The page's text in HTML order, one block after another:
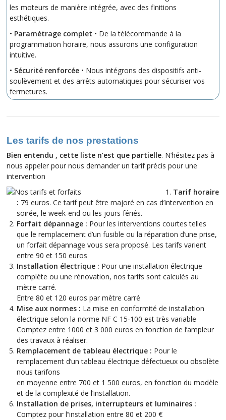
les moteurs de manière intégrée, avec des finitions
esthétiques.
• Paramétrage complet • De la télécommande à la
programmation horaire, nous assurons une configuration
intuitive.
• Sécurité renforcée • Nous intégrons des dispositifs anti-
soulèvement et des arrêts automatiques pour sécuriser vos
fermetures.
Les tarifs de nos prestations
Bien entendu , cette liste n’est que partielle. N’hésitez pas à
nous appeler pour nous demander un tarif précis pour une
intervention
Tarif horaire
: 79 euros. Ce tarif peut être majoré en cas d’intervention en
soirée, le week-end ou les jours fériés.
Forfait dépannage : Pour les interventions courtes telles
que le remplacement d’un fusible ou la réparation d’une prise,
un forfait dépannage vous sera proposé. Les tarifs varient
entre 90 et 150 euros
Installation électrique : Pour une installation électrique
complète ou une rénovation, nos tarifs sont calculés au
mètre carré.
Entre 80 et 120 euros par mètre carré
Mise aux normes : La mise en conformité de installation
électrique selon la norme NF C 15-100 est très variable
Comptez entre 1000 et 3 000 euros en fonction de l’ampleur
des travaux à réaliser.
Remplacement de tableau électrique : Pour le
remplacement d’un tableau électrique défectueux ou obsolète
nous tarifons
en moyenne entre 700 et 1 500 euros, en fonction du modèle
et de la complexité de l’installation.
Installation de prises, interrupteurs et luminaires :
Comptez pour l’’installation entre 80 et 200 €